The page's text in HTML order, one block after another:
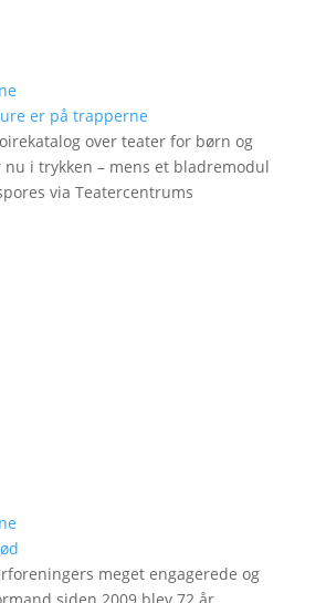
er på trapperne
over teater for børn og
nu i trykken – mens et bladremodul
via Teatercentrums
meget engagerede og